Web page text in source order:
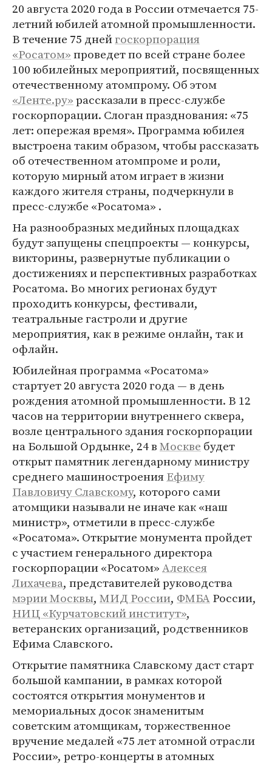
20 августа 2020 года в России отмечается 75-
летний юбилей атомной промышленности.
В течение 75 днейгоскорпорация
«Росатом»проведет по всей стране более
100 юбилейных мероприятий, посвященных
отечественному атомпрому. Об этом
«Ленте.ру»рассказали в пресс-службе
госкорпорации. Слоган празднования: «75
лет: опережая время». Программа юбилея
выстроена таким образом, чтобы рассказать
об отечественном атомпроме и роли,
которую мирный атом играет в жизни
каждого жителя страны, подчеркнули в
пресс-службе «Росатома» .
На разнообразных медийных площадках
будут запущены спецпроекты — конкурсы,
викторины, развернутые публикации о
достижениях и перспективных разработках
Росатома. Во многих регионах будут
проходить конкурсы, фестивали,
театральные гастроли и другие
мероприятия, как в режиме онлайн, так и
офлайн.
Юбилейная программа «Росатома»
стартует 20 августа 2020 года — в день
рождения атомной промышленности. В 12
часов на территории внутреннего сквера,
возле центрального здания госкорпорации
на Большой Ордынке, 24 вМоскве будет
открыт памятник легендарному министру
среднего машиностроенияЕфиму
Павловичу Славскому, которого сами
атомщики называли не иначе как «наш
министр», отметили в пресс-службе
«Росатома». Открытие монумента пройдет
с участием генерального директора
госкорпорации «Росатом»Алексея
Лихачева, представителей руководства
мэрии Москвы, МИД России, ФМБАРоссии,
НИЦ «Курчатовский институт»,
ветеранских организаций, родственников
Ефима Славского.
Открытие памятника Славскому даст старт
большой кампании, в рамках которой
состоятся открытия монументов и
мемориальных досок знаменитым
советским атомщикам, торжественное
вручение медалей «75 лет атомной отрасли
России», ретро-концерты в атомных